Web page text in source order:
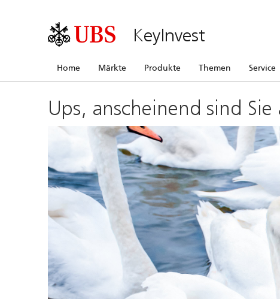
KeyInvest
Home Märkte Produkte Themen Service
Ups, anscheinend sind